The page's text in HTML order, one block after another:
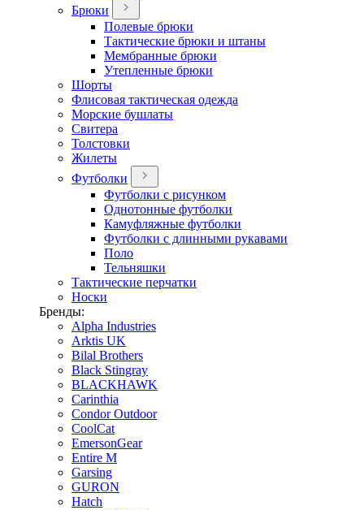
Брюки
Полевые брюки
Тактические брюки и штаны
Мембранные брюки
Утепленные брюки
Шорты
Флисовая тактическая одежда
Морские бушлаты
Свитера
Толстовки
Жилеты
Футболки
Футболки с рисунком
Однотонные футболки
Камуфляжные футболки
Футболки с длинными рукавами
Поло
Тельняшки
Тактические перчатки
Носки
Бренды:
Alpha Industries
Arktis UK
Bilal Brothers
Black Stingray
BLACKHAWK
Carinthia
Condor Outdoor
CoolCat
EmersonGear
Entire M
Garsing
GURON
Hatch